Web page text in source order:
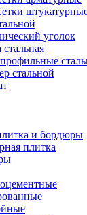
уголок
стальной
и бордюры
плитка